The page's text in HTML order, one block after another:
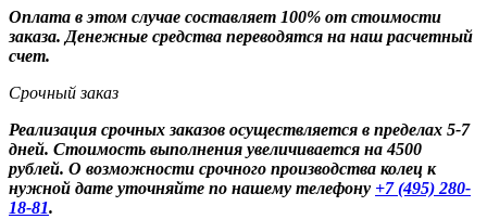
Оплата в этом случае составляет 100% от стоимости
заказа. Денежные средства переводятся на наш расчетный
счет.
Срочный заказ
Реализация срочных заказов осуществляется в пределах 5-7
дней. Стоимость выполнения увеличивается на 4500
рублей. О возможности срочного производства колец к
нужной дате уточняйте по нашему телефону +7 (495) 280-
18-81.